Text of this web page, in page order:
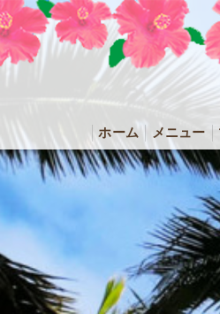
ホーム メニュー